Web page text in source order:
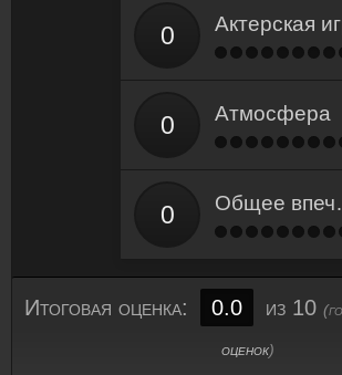
Актерская
Атмосфера
Итоговая оценка: 0.0 из 10
оценок)